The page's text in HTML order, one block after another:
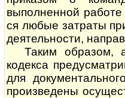
выполненной
ся любые затраты
деятельности,
Таким образом,
кодекса
для
произведены